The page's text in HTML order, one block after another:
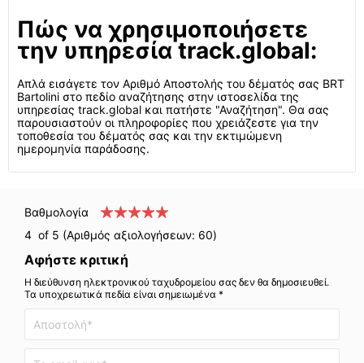
Πώς να χρησιμοποιήσετε
την υπηρεσία track.global:
Απλά εισάγετε τον Αριθμό Αποστολής του δέματός σας BRT
Bartolini στο πεδίο αναζήτησης στην ιστοσελίδα της
υπηρεσίας track.global και πατήστε "Αναζήτηση". Θα σας
παρουσιαστούν οι πληροφορίες που χρειάζεστε για την
τοποθεσία του δέματός σας και την εκτιμώμενη
ημερομηνία παράδοσης.
Βαθμολογία
4 of 5 (Αριθμός αξιολογήσεων: 60)
Αφήστε κριτική
Η διεύθυνση ηλεκτρονικού ταχυδρομείου σας δεν θα δημοσιευθεί.
Τα υποχρεωτικά πεδία είναι σημειωμένα *